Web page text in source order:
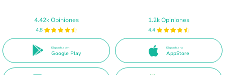
4.42k Opiniones
4.8
Disponible den
Google Play
1.2k Opiniones
4.4
Disponible na
AppStore